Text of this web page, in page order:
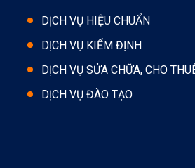
DỊCH VỤ HIỆU CHUẨN
DỊCH VỤ KIỂM ĐỊNH
DỊCH VỤ SỬA CHỮA, CHO
DỊCH VỤ ĐÀO TẠO